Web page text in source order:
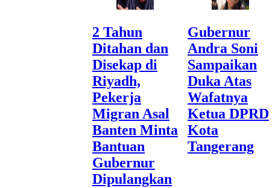
2 Tahun
Ditahan dan
Disekap di
Riyadh,
Pekerja
Migran Asal
Banten Minta
Bantuan
Gubernur
Dipulangkan
Gubernur
Andra Soni
Sampaikan
Duka Atas
Wafatnya
Ketua DPRD
Kota
Tangerang